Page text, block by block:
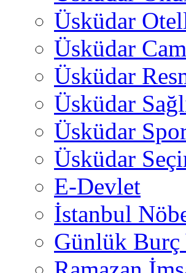
Üsküdar
Üsküdar
Üsküdar
Üsküdar
Üsküdar
Üsküdar
E-Devlet
İstanbul
Günlük Burç